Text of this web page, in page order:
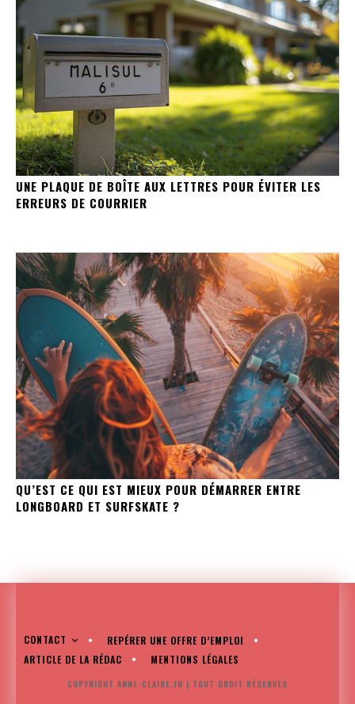
UNE PLAQUE DE BOÎTE AUX LETTRES POUR ÉVITER LES
ERREURS DE COURRIER
QU’EST CE QUI EST MIEUX POUR DÉMARRER ENTRE
LONGBOARD ET SURFSKATE ?
CONTACT
REPÉRER UNE OFFRE D’EMPLOI
ARTICLE DE LA RÉDAC
MENTIONS LÉGALES
COPYRIGHT ANNE-CLAIRE.FR | TOUT DROIT RÉSERVÉS